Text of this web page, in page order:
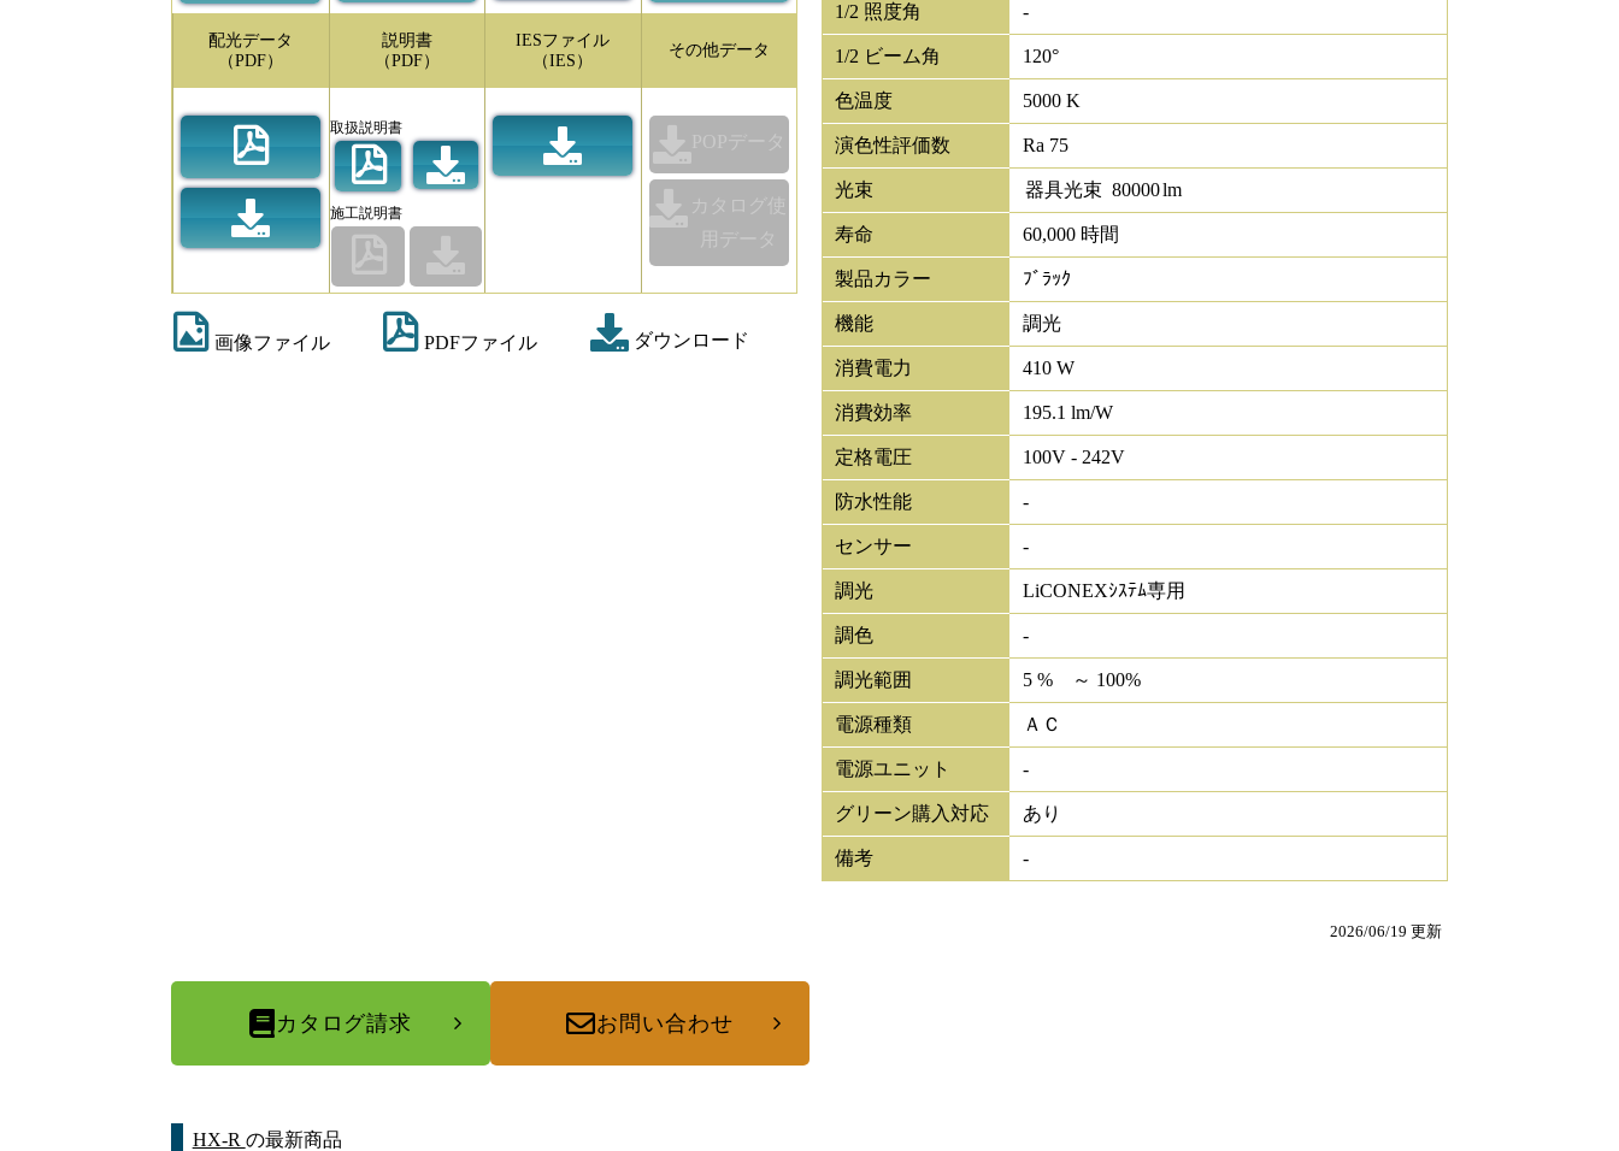
配光データ
（PDF）
説明書
（PDF）
取扱説明書
施工説明書
IESファイル
（IES）
その他データ
POPデータ
カタログ使
用データ
画像ファイル PDFファイル ダウンロード
1/2 照度角 -
1/2 ビーム角 120°
色温度 5000 K
演色性評価数 Ra 75
光束 器具光束 80000lm
寿命 60,000 時間
製品カラー ﾌﾞﾗｯｸ
機能 調光
消費電力 410 W
消費効率 195.1 lm/W
定格電圧 100V - 242V
防水性能 -
センサー -
調光 LiCONEXｼｽﾃﾑ専用
調色 -
調光範囲 5 % ～ 100%
電源種類 ＡＣ
電源ユニット -
グリーン購入対応 あり
備考 -
2026/06/19 更新
カタログ請求 お問い合わせ
HX-R の最新商品